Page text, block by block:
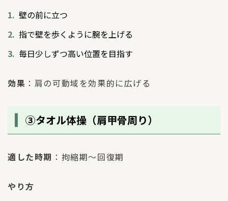
壁の前に立つ
指で壁を歩くように腕を上げる
毎日少しずつ高い位置を目指す
効果 ：肩の可動域を効果的に広げる
③タオル体操（肩甲骨周り）
適した時期 ：拘縮期〜回復期
やり方